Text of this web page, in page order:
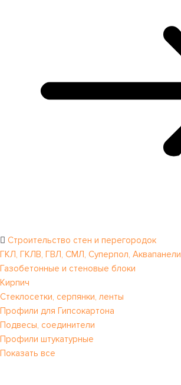
Строительство стен и перегородок
ГКЛ, ГКЛВ, ГВЛ, СМЛ, Суперпол, Аквапанели
Газобетонные и стеновые блоки
Кирпич
Стеклосетки, серпянки, ленты
Профили для Гипсокартона
Подвесы, соединители
Профили штукатурные
Показать все